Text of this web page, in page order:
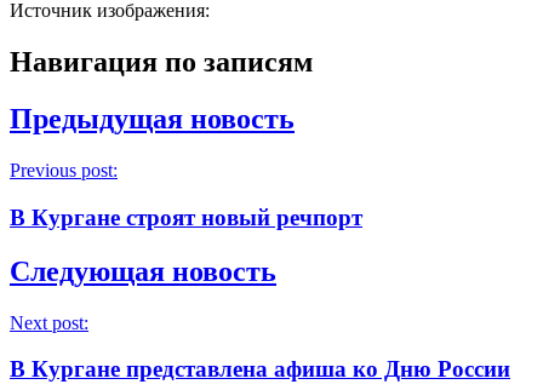
Источник изображения:
Навигация по записям
Предыдущая новость
Previous post:
В Кургане строят новый речпорт
Следующая новость
Next post:
В Кургане представлена афиша ко Дню России